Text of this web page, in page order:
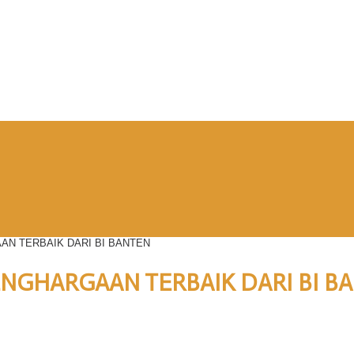
TERBAIK DARI BI BANTEN
TERBAIK DARI BI